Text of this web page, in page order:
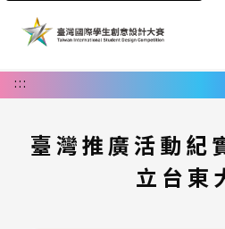
:::
臺灣推廣活動
立台東